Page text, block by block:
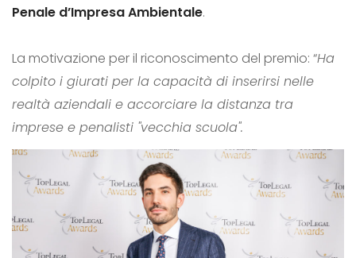
Penale d’Impresa Ambientale.
La motivazione per il riconoscimento del premio: “Ha
colpito i giurati per la capacità di inserirsi nelle
realtà aziendali e accorciare la distanza tra
imprese e penalisti "vecchia scuola".